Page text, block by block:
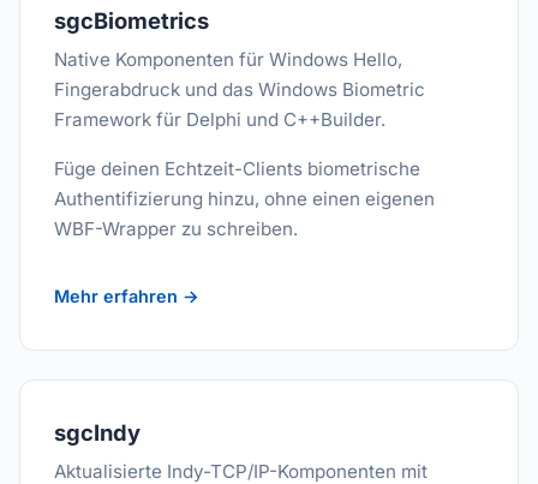
sgcBiometrics
Native Komponenten für Windows Hello,
Fingerabdruck und das Windows Biometric
Framework für Delphi und C++Builder.
Füge deinen Echtzeit-Clients biometrische
Authentifizierung hinzu, ohne einen eigenen
WBF-Wrapper zu schreiben.
Mehr erfahren →
sgcIndy
Aktualisierte Indy-TCP/IP-Komponenten mit